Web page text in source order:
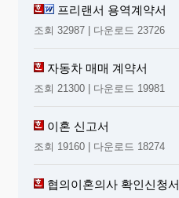
프리랜서 용역계약서
조회 32987 | 다운로드 23726
자동차 매매 계약서
조회 21300 | 다운로드 19981
이혼 신고서
조회 19160 | 다운로드 18274
협의이혼의사 확인신청서